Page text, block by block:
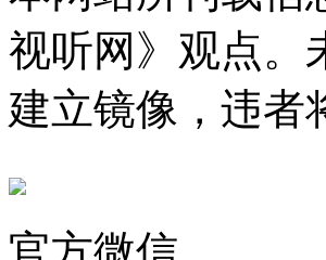
视听网》观点。
建立镜像，违者